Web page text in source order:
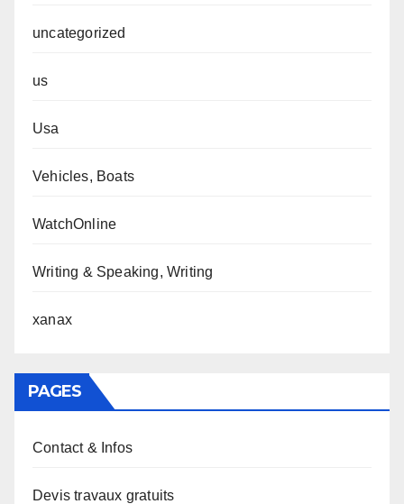
uncategorized
us
Usa
Vehicles, Boats
WatchOnline
Writing & Speaking, Writing
xanax
PAGES
Contact & Infos
Devis travaux gratuits